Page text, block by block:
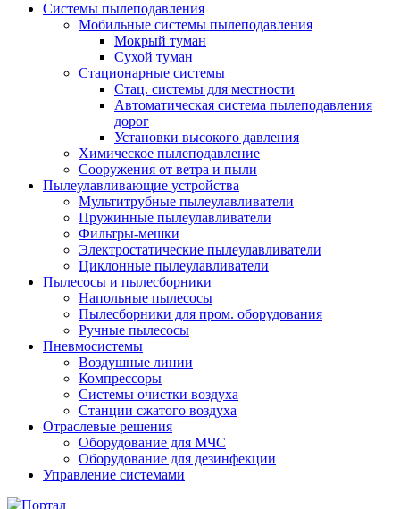
Системы пылеподавления
Мобильные системы пылеподавления
Мокрый туман
Сухой туман
Стационарные системы
Стац. системы для местности
Автоматическая система пылеподавления
дорог
Установки высокого давления
Химическое пылеподавление
Сооружения от ветра и пыли
Пылеулавливающие устройства
Мультитрубные пылеулавливатели
Пружинные пылеулавливатели
Фильтры-мешки
Электростатические пылеулавливатели
Циклонные пылеулавливатели
Пылесосы и пылесборники
Напольные пылесосы
Пылесборники для пром. оборудования
Ручные пылесосы
Пневмосистемы
Воздушные линии
Компрессоры
Системы очистки воздуха
Станции сжатого воздуха
Отраслевые решения
Оборудование для МЧС
Оборудование для дезинфекции
Управление системами